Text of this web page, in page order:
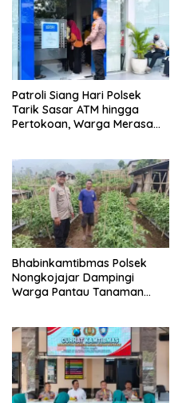
Patroli Siang Hari Polsek
Tarik Sasar ATM hingga
Pertokoan, Warga Merasa
Bhabinkamtibmas Polsek
Nongkojajar Dampingi
Warga Pantau Tanaman